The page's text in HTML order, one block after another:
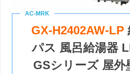
GX-H2402AW-LP
パス 風呂給湯器
GSシリーズ 屋外